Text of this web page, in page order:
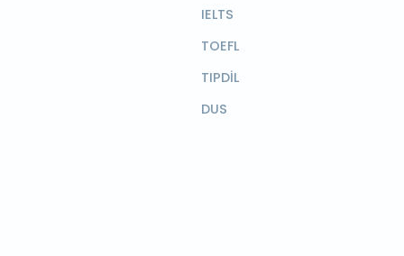
IELTS
TOEFL
TIPDİL
DUS